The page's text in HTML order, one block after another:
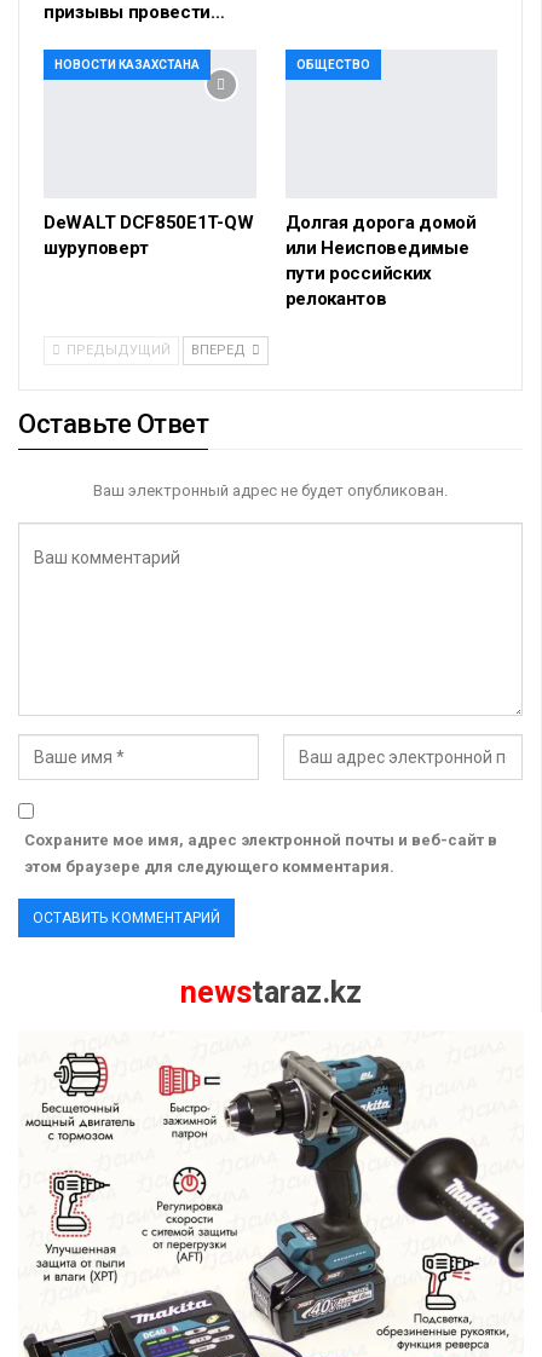
призывы провести…
НОВОСТИ КАЗАХСТАНА
DeWALT DCF850E1T-QW
шуруповерт
ОБЩЕСТВО
Долгая дорога домой
или Неисповедимые
пути российских
релокантов
ПРЕДЫДУЩИЙ ВПЕРЕД
Оставьте Ответ
Ваш электронный адрес не будет опубликован.
Сохраните мое имя, адрес электронной почты и веб-сайт в
этом браузере для следующего комментария.
newstaraz.kz